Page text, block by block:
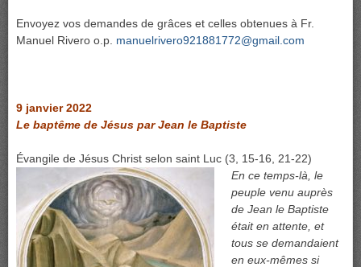
Envoyez vos demandes de grâces et celles obtenues à Fr.
Manuel Rivero o.p. manuelrivero921881772@gmail.com
9 janvier 2022
Le baptême de Jésus par Jean le Baptiste
Évangile de Jésus Christ selon saint Luc (3, 15-16, 21-22)
En ce temps-là, le
peuple venu auprès
de Jean le Baptiste
était en attente, et
tous se demandaient
en eux-mêmes si